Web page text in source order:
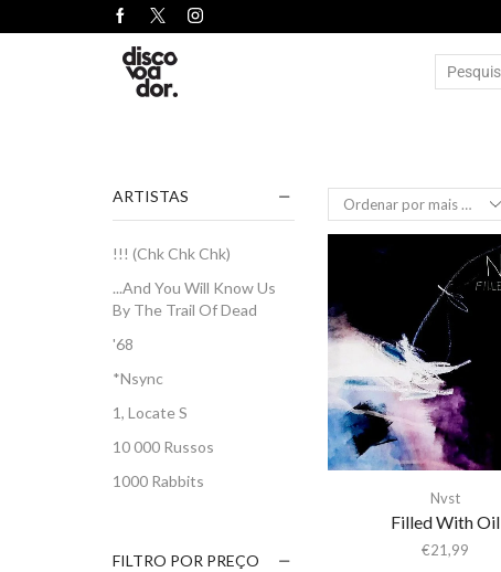
Nvst
Filled With Oil
€21,99
ARTISTAS
!!! (Chk Chk Chk)
...And You Will Know Us
By The Trail Of Dead
'68
*Nsync
1, Locate S
10 000 Russos
1000 Rabbits
FILTRO POR PREÇO